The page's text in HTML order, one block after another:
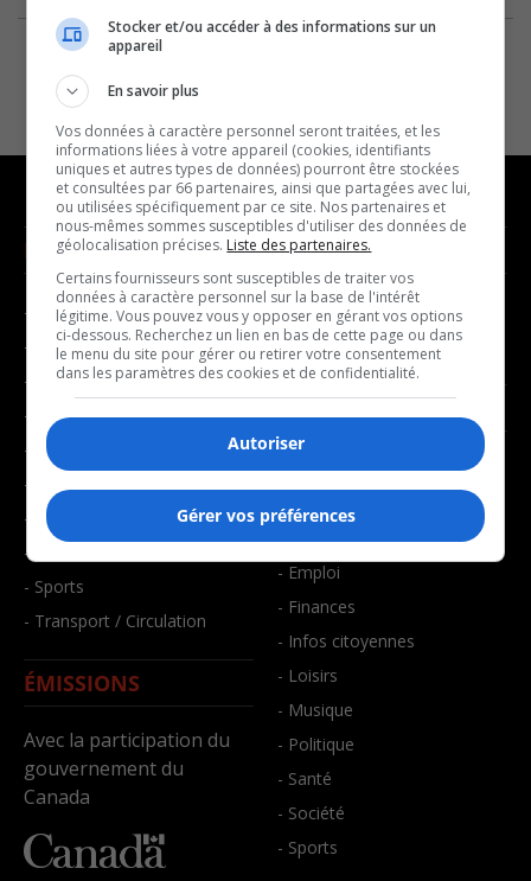
NOUVELLES
- Affaires municipales
- Communauté / Social
- Culture
- Économie
- Éducation
- Environnement
- Faits divers
- Santé et bien-être
- Sports
- Transport / Circulation
ÉMISSIONS
Avec la participation du
gouvernement du
Canada
MUSIQUE
- Décompte franco
- Joué récemment
BALADOS
- Affaires
- Art de vivre
- Bien-être
- Emploi
- Finances
- Infos citoyennes
- Loisirs
- Musique
- Politique
- Santé
- Société
- Sports
Stocker et/ou accéder à des informations sur un
appareil
En savoir plus
Vos données à caractère personnel seront traitées, et les
informations liées à votre appareil (cookies, identifiants
uniques et autres types de données) pourront être stockées
et consultées par 66 partenaires, ainsi que partagées avec lui,
ou utilisées spécifiquement par ce site. Nos partenaires et
nous-mêmes sommes susceptibles d'utiliser des données de
géolocalisation précises. Liste des partenaires.
Certains fournisseurs sont susceptibles de traiter vos
données à caractère personnel sur la base de l'intérêt
légitime. Vous pouvez vous y opposer en gérant vos options
ci-dessous. Recherchez un lien en bas de cette page ou dans
le menu du site pour gérer ou retirer votre consentement
dans les paramètres des cookies et de confidentialité.
Autoriser
Gérer vos préférences